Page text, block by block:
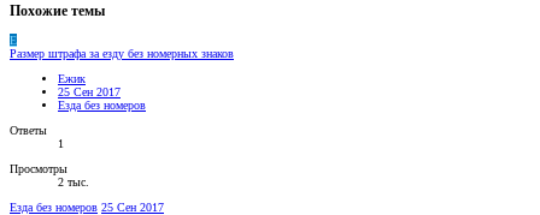
Похожие темы
Е
Размер штрафа за езду без номерных знаков
Ежик
25 Сен 2017
Езда без номеров
Ответы
1
Просмотры
2 тыс.
Езда без номеров 25 Сен 2017